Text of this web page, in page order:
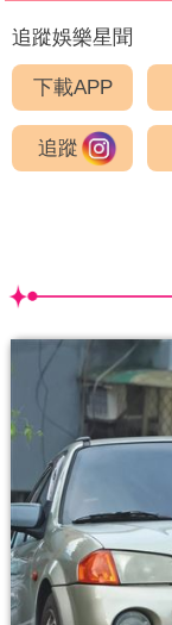
追蹤娛樂星聞
下載APP
追蹤